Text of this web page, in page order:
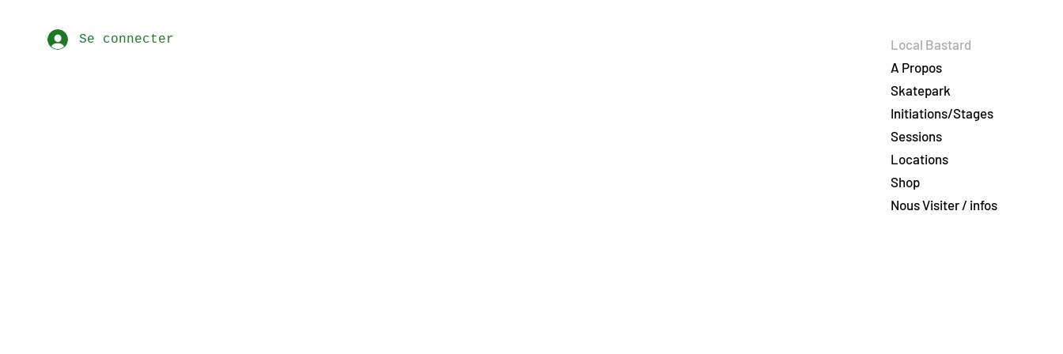
Local Bastard
A Propos
Skatepark
Initiations/Stages
Sessions
Locations
Shop
Nous Visiter / infos
Se connecter